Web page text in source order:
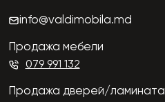
info@valdimobila.md
Продажа мебели
079 991 132
Продажа дверей/ламината